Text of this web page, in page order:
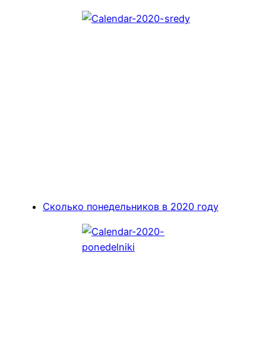
Сколько понедельников в 2020 году